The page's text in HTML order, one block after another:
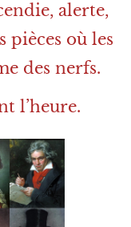
alerte,
pièces où les
des nerfs.
l’heure.